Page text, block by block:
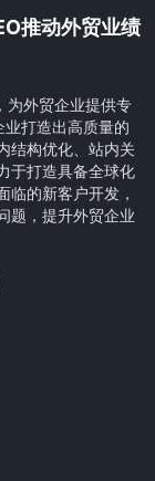
推动外贸业绩
为外贸企业提供专
业打造出高质量的
结构优化、站内关
于打造具备全球化
临的新客户开发，
题，提升外贸企业